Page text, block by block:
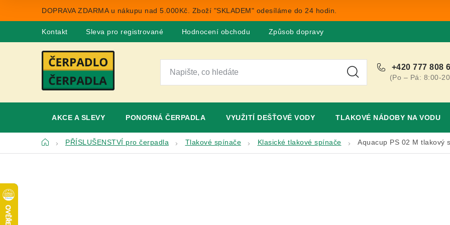
DOPRAVA ZDARMA u nákupu nad 5.000Kč. Zboží "SKLADEM" odesíláme do 24 hodin.
Kontakt Sleva pro registrované Hodnocení obchodu Způsob dopravy
+420 777 808
(Po – Pá: 8:00-
AKCE A SLEVY PONORNÁ ČERPADLA VYUŽITÍ DEŠŤOVÉ VODY TLAKOVÉ NÁDOBY NA VODU
DomůPŘÍSLUŠENSTVÍ pro čerpadla Tlakové spínače Klasické tlakové spínače Aquacup PS 02 M tlakový